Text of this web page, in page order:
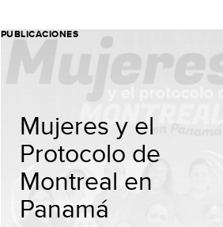
PUBLICACIONES
Mujeres y el
Protocolo de
Montreal en
Panamá